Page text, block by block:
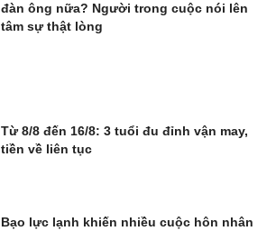
đàn ông nữa? Người trong cuộc nói lên
tâm sự thật lòng
Từ 8/8 đến 16/8: 3 tuổi đu đỉnh vận may,
tiền về liên tục
Bạo lực lạnh khiến nhiều cuộc hôn nhân